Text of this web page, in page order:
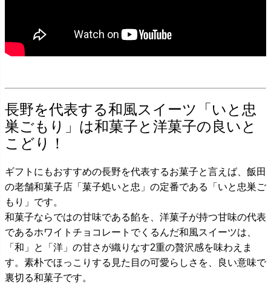
長野を代表する和風スイーツ「いと忠
巣ごもり」は和菓子と洋菓子の良いと
こどり！
ギフトにもおすすめの長野を代表するお菓子と言えば、飯田
の老舗和菓子店「菓子処いと忠」の定番である「いと忠巣ご
もり」です。
和菓子ならではの甘味である餡を、洋菓子が持つ甘味の代表
であるホワイトチョコレートでくるんだ和風スイーツは、
「和」と「洋」の甘さが織りなす2重の贅沢感を味わえま
す。素朴でほっこりする見た目の可愛らしさを、良い意味で
裏切る和菓子です。